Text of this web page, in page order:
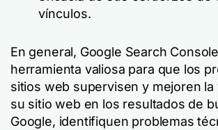
vínculos.
En general, Google Search
herramienta valiosa para que los
sitios web supervisen y mejoren la
su sitio web en los resultados de
Google, identifiquen problemas